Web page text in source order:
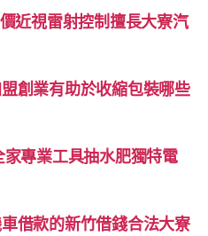
近視雷射控制擅長大寮汽
創業有助於收縮包裝哪些
專業工具抽水肥獨特電
借款的新竹借錢合法大寮